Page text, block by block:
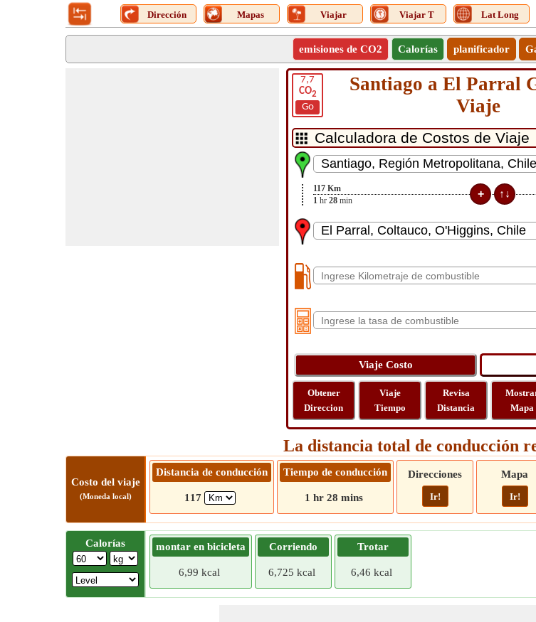
Dirección Mapas Viajar Viajar T Lat Long
emisiones de CO2 Calorías planificador
7,7
CO2
Go
Santiago a El Parral
Viaje
117 Km
1 hr 28 min
Obtener
Direccion
Viaje
Tiempo
Revisa
Distancia
Mapa
La distancia total de conducción
Costo del viaje
(Moneda local)
Distancia de conducción
117
Tiempo de conducción
1 hr 28 mins
Direcciones
Ir!
Mapa
Ir!
Calorías montar en bicicleta
6,99 kcal
Corriendo
6,725 kcal
Trotar
6,46 kcal